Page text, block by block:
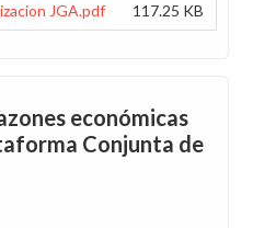
JGA.pdf 117.25 KB
económicas
Conjunta de